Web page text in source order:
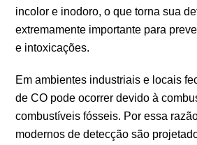
incolor e inodoro, o que torna sua
extremamente importante para
e intoxicações.
Em ambientes industriais e locais
de CO pode ocorrer devido à
combustíveis fósseis. Por essa
modernos de detecção são